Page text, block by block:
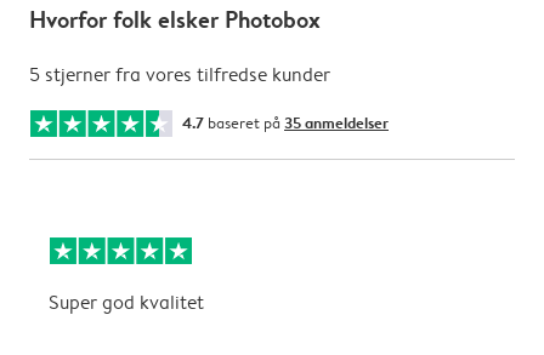
Hvorfor folk elsker Photobox
5 stjerner fra vores tilfredse kunder
4.7 baseret på 35 anmeldelser
Super god kvalitet